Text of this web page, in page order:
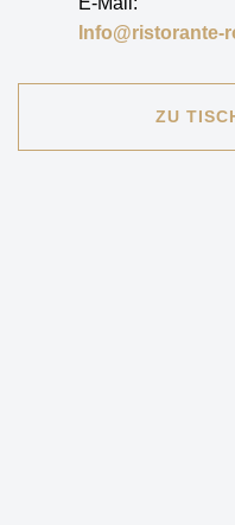
Info@ristorante-
ZU